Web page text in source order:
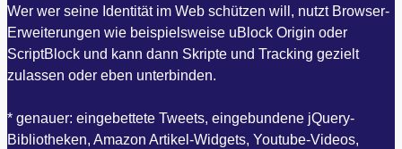
Wer wer seine Identität im Web schützen will, nutzt Browser-
Erweiterungen wie beispielsweise uBlock Origin oder
ScriptBlock und kann dann Skripte und Tracking gezielt
zulassen oder eben unterbinden.
* genauer: eingebettete Tweets, eingebundene jQuery-
Bibliotheken, Amazon Artikel-Widgets, Youtube-Videos,